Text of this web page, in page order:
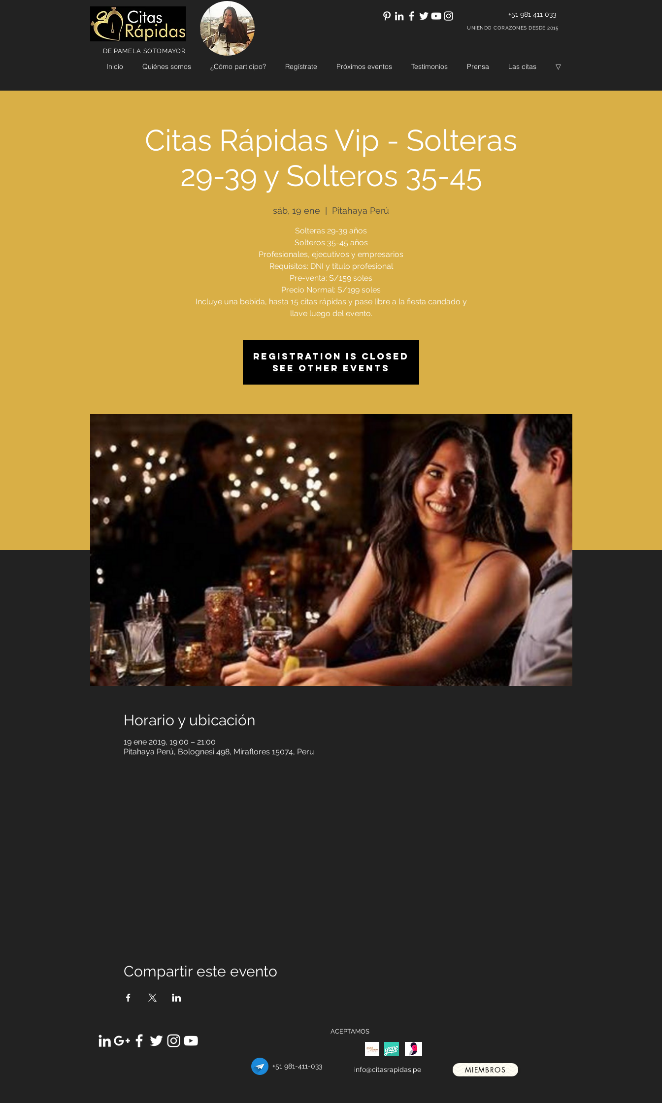
Inicio Quiénes somos ¿Cómo participo? Regístrate Próximos eventos Testimonios Prensa Las citas ▽
DE PAMELA SOTOMAYOR
+51 981 411 033
UNIENDO CORAZONES DESDE 2015
Citas Rápidas Vip - Solteras
29-39 y Solteros 35-45
sáb, 19 ene Pitahaya Perú
Solteras 29-39 años
Solteros 35-45 años
Profesionales, ejecutivos y empresarios
Requisitos: DNI y título profesional
Pre-venta: S/159 soles
Precio Normal: S/199 soles
Incluye una bebida, hasta 15 citas rápidas y pase libre a la fiesta candado y
llave luego del evento.
Registration is Closed
See other events
Horario y ubicación
19 ene 2019, 19:00 – 21:00
Pitahaya Perú, Bolognesi 498, Miraflores 15074, Peru
Compartir este evento
ACEPTAMOS
info@citasrapidas.pe
+51 981-411-033 MIEMBROS